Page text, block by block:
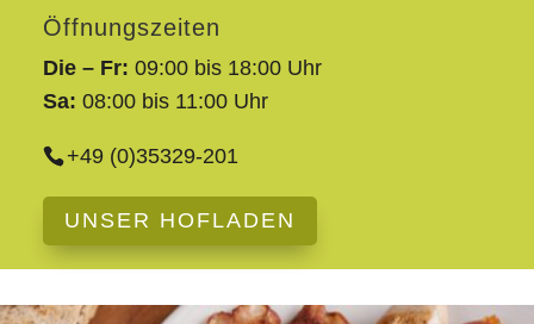
Öffnungszeiten
Die – Fr: 09:00 bis 18:00 Uhr
Sa: 08:00 bis 11:00 Uhr
+49 (0)35329-201
UNSER HOFLADEN